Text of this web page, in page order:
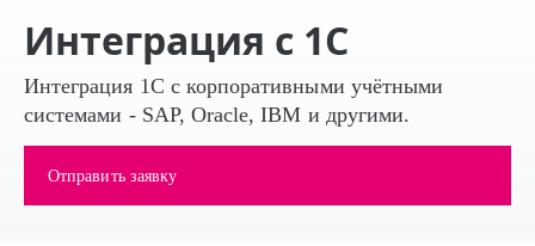
Интеграция с 1С
Интеграция 1С с корпоративными учётными
системами - SAP, Oracle, IBM и другими.
Отправить заявку